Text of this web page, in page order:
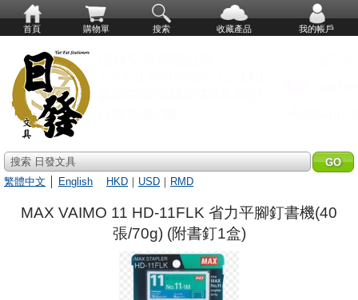
首頁 購物單 搜索 收藏產品 我的帳戶
搜索 日發文具
繁體中文
English HKD ｜ USD ｜ RMD
MAX VAIMO 11 HD-11FLK 省力平腳釘書機(40
張/70g) (附書釘1盒)